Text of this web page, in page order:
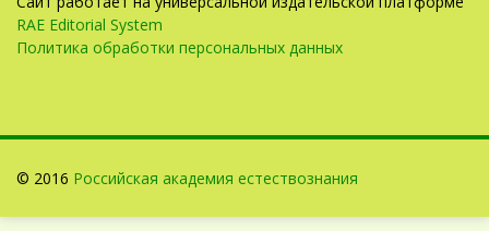
RAE Editorial System
Политика обработки персональных данных
© 2016 Российская академия естествознания